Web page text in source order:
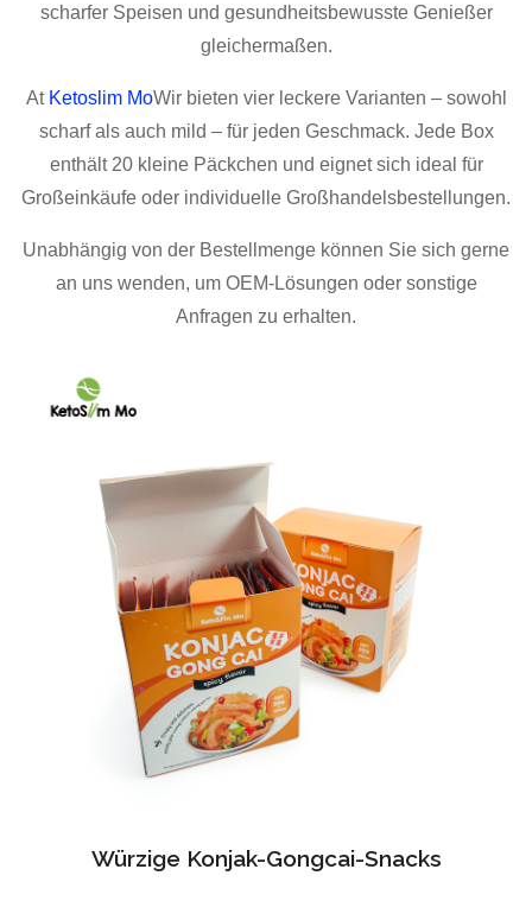
scharfer Speisen und gesundheitsbewusste Genießer
gleichermaßen.
At Ketoslim MoWir bieten vier leckere Varianten – sowohl
scharf als auch mild – für jeden Geschmack. Jede Box
enthält 20 kleine Päckchen und eignet sich ideal für
Großeinkäufe oder individuelle Großhandelsbestellungen.
Unabhängig von der Bestellmenge können Sie sich gerne
an uns wenden, um OEM-Lösungen oder sonstige
Anfragen zu erhalten.
Würzige Konjak-Gongcai-Snacks